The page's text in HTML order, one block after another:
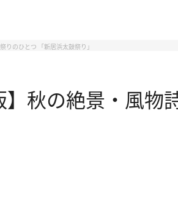
りのひとつ 「新居浜太鼓祭り」
】秋の絶景・風